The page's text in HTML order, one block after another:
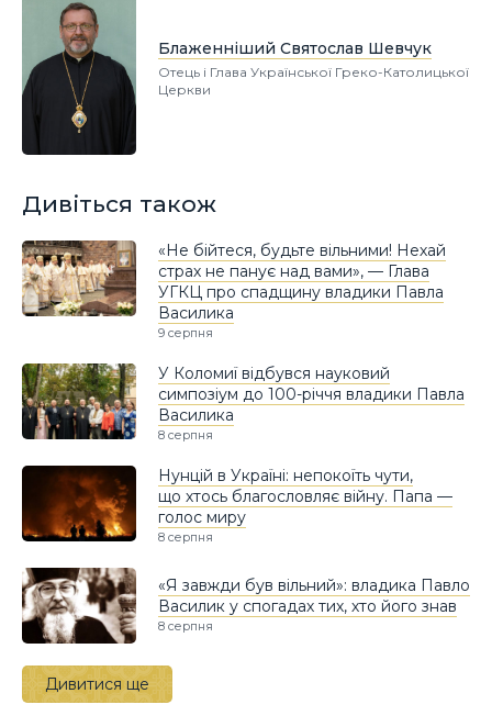
Блаженніший Святослав Шевчук
Отець і Глава Української Греко-Католицької
Церкви
Дивіться також
«Не бійтеся, будьте вільними! Нехай
страх не панує над вами», — Глава
УГКЦ про спадщину владики Павла
Василика
9 серпня
У Коломиї відбувся науковий
симпозіум до 100-річчя владики Павла
Василика
8 серпня
Нунцій в Україні: непокоїть чути,
що хтось благословляє війну. Папа —
голос миру
8 серпня
«Я завжди був вільний»: владика Павло
Василик у спогадах тих, хто його знав
8 серпня
Дивитися ще